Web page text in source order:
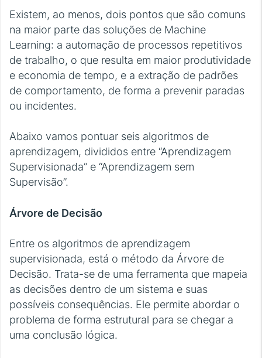
Existem, ao menos, dois pontos que são comuns
na maior parte das soluções de Machine
Learning: a automação de processos repetitivos
de trabalho, o que resulta em maior produtividade
e economia de tempo, e a extração de padrões
de comportamento, de forma a prevenir paradas
ou incidentes.
Abaixo vamos pontuar seis algoritmos de
aprendizagem, divididos entre “Aprendizagem
Supervisionada” e “Aprendizagem sem
Supervisão”.
Árvore de Decisão
Entre os algoritmos de aprendizagem
supervisionada, está o método da Árvore de
Decisão. Trata-se de uma ferramenta que mapeia
as decisões dentro de um sistema e suas
possíveis consequências. Ele permite abordar o
problema de forma estrutural para se chegar a
uma conclusão lógica.